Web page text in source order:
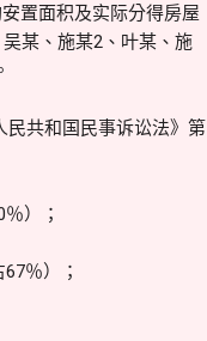
置面积及实际分得房屋
某、施某2、叶某、施
民共和国民事诉讼法》第
）；
％）；